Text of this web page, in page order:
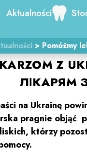
Aktualności
> Pomóżmy
Z
ЛІКАРЯМ
na Ukrainę
pragnie objąć
którzy